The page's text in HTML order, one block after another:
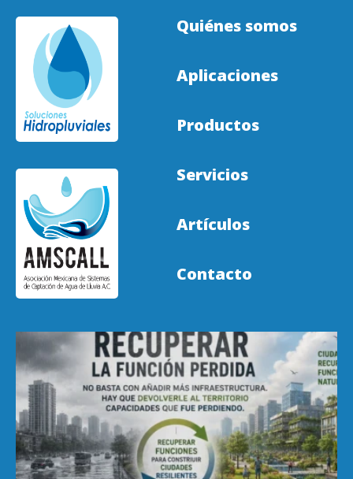
Quiénes somos
Aplicaciones
Productos
Servicios
Artículos
Contacto